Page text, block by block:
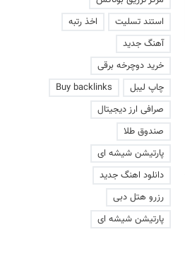
یاس» را بازخوانی کرد |
استند تسلیت
اخذ رتبه
آهنگ جدید
خرید دوچرخه برقی
چاپ لیبل
Buy backlinks
صرافی ارز دیجیتال
صندوق طلا
پارتیشن شیشه ای
دانلود اهنگ جدید
رزرو هتل دبی
پارتیشن شیشه ای